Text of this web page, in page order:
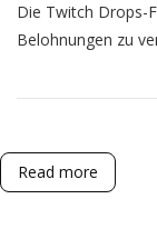
Die Twitch Drops-
Belohnungen zu
Read more